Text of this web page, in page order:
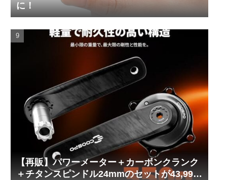
に！
【再販】パワーメーター＋カーボンクランク
＋チタンスピンドル24mmのセットが43,999